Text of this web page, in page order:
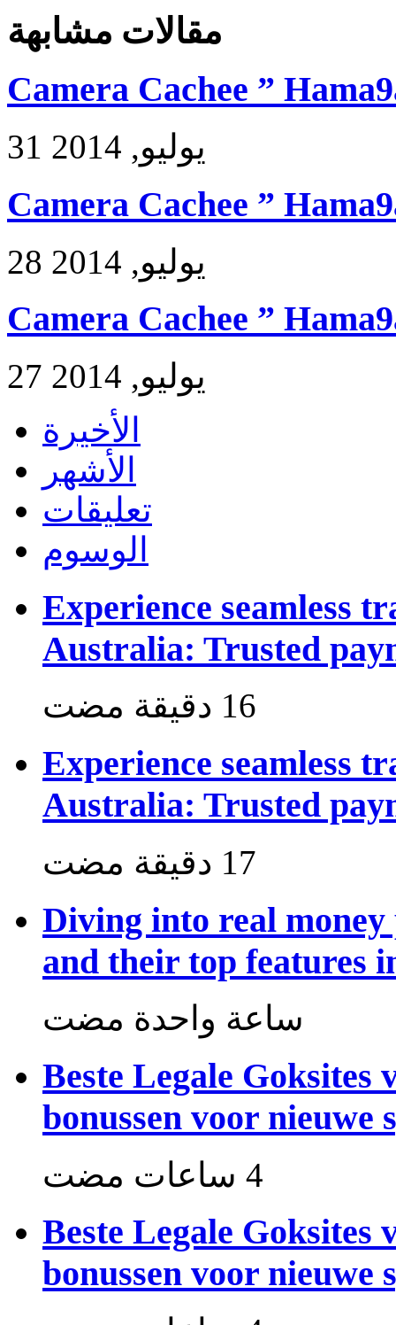
مقالات مشابهة
Camera Cachee ”
31 يوليو, 2014
Camera Cachee ”
28 يوليو, 2014
Camera Cachee ”
27 يوليو, 2014
الأخيرة
الأشهر
تعليقات
الوسوم
Experience seamless
Australia: Trusted
Experience seamless
Australia: Trusted
Diving into real money
and their top features
‏ساعة واحدة مضت
Beste Legale Goksites
bonussen voor nieuwe
Beste Legale Goksites
bonussen voor nieuwe